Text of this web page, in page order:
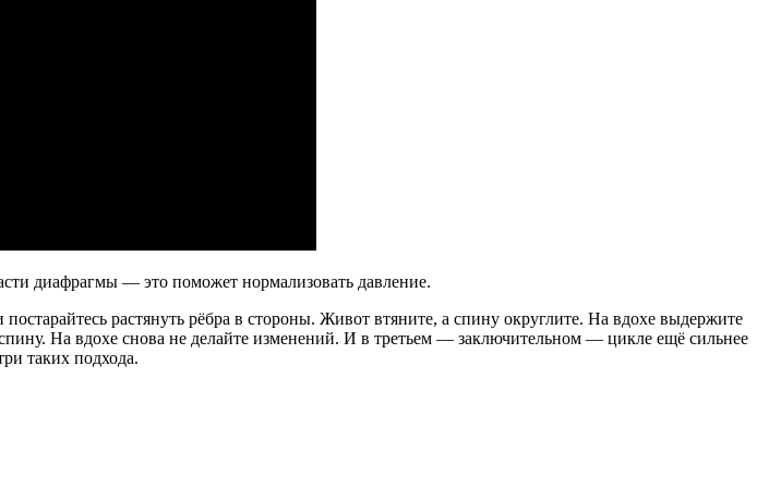
диафрагмы — это поможет нормализовать давление.
растянуть рёбра в стороны. Живот втяните, а спину округлите. На вдохе выдержите
На вдохе снова не делайте изменений. И в третьем — заключительном — цикле ещё сильнее
таких подхода.